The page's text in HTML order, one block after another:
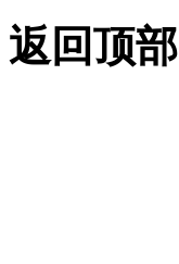
返回顶部